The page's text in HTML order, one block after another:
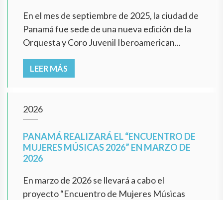
En el mes de septiembre de 2025, la ciudad de
Panamá fue sede de una nueva edición de la
Orquesta y Coro Juvenil Iberoamerican...
LEER MÁS
2026
PANAMÁ REALIZARÁ EL “ENCUENTRO DE
MUJERES MÚSICAS 2026” EN MARZO DE
2026
En marzo de 2026 se llevará a cabo el
proyecto “Encuentro de Mujeres Músicas